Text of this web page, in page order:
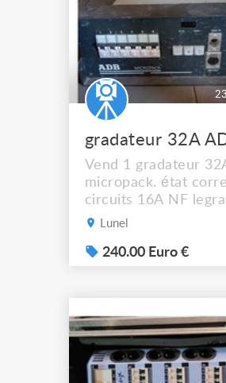
Vend 1 gradateur
micropack. état
circuits 16A NF
commande en dmx 5
circuit prix de vente
Lunel
240.00 Euro €